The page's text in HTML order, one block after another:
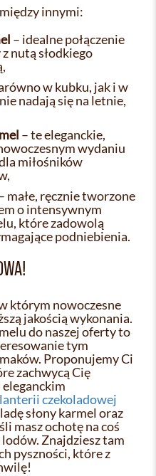
innymi:
– idealne połączenie
nutą słodkiego
w kubku, jak i w
nadają się na letnie,
– te eleganckie,
wydaniu
miłośników
małe, ręcznie tworzone
o intensywnym
które zadowolą
podniebienia.
którym nowoczesne
jakością wykonania.
do naszej oferty to
tym
Proponujemy Ci
zachwycą Cię
czekoladowej
słony karmel oraz
masz ochotę na coś
Znajdziesz tam
pyszności, które z